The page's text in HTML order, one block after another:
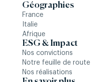
Géographies
France
Italie
Afrique
ESG & Impact
Nos convictions
Notre feuille de route
Nos réalisations